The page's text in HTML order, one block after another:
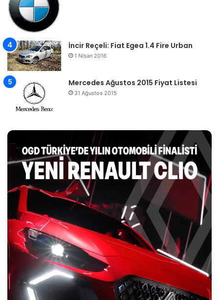
İncir Reçeli: Fiat Egea 1.4 Fire Urban
1 Nisan 2016
Mercedes Ağustos 2015 Fiyat Listesi
31 Ağustos 2015